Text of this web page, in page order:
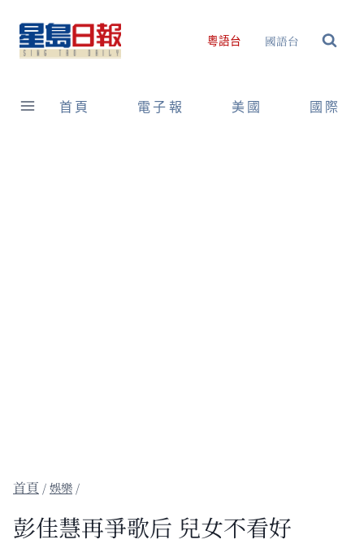
content
粵語台 國語台
首頁 電子報 美國 國際
/娛樂 /
彭佳慧再爭歌后 兒女不看好